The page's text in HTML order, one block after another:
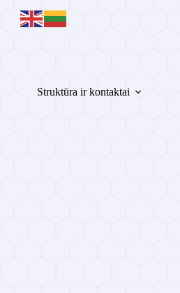
content
Struktūra ir kontaktai